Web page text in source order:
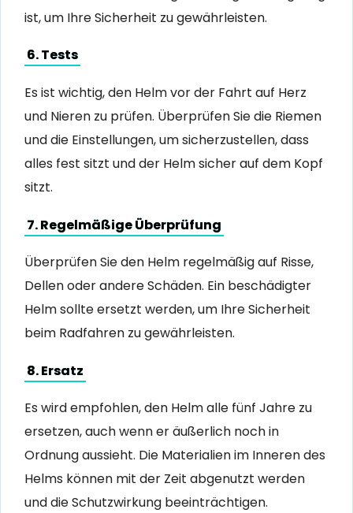
ist, um Ihre Sicherheit zu gewährleisten.
6. Tests
Es ist wichtig, den Helm vor der Fahrt auf Herz
und Nieren zu prüfen. Überprüfen Sie die Riemen
und die Einstellungen, um sicherzustellen, dass
alles fest sitzt und der Helm sicher auf dem Kopf
sitzt.
7. Regelmäßige Überprüfung
Überprüfen Sie den Helm regelmäßig auf Risse,
Dellen oder andere Schäden. Ein beschädigter
Helm sollte ersetzt werden, um Ihre Sicherheit
beim Radfahren zu gewährleisten.
8. Ersatz
Es wird empfohlen, den Helm alle fünf Jahre zu
ersetzen, auch wenn er äußerlich noch in
Ordnung aussieht. Die Materialien im Inneren des
Helms können mit der Zeit abgenutzt werden
und die Schutzwirkung beeinträchtigen.